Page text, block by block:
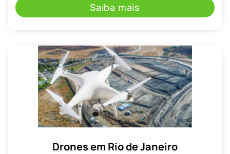
Saiba mais
Drones em Rio de Janeiro